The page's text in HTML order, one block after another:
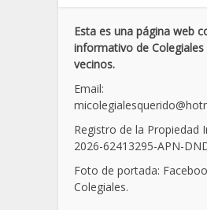
Esta es una página web
informativo de Colegiales
vecinos.
Email:
Registro de la Propiedad
2026-62413295-APN-
Foto de portada:
Colegiales.